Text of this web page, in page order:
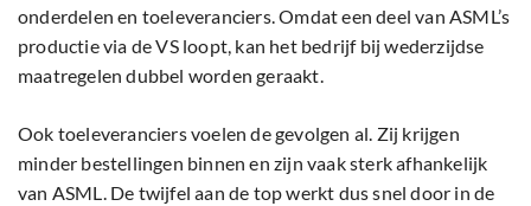
onderdelen en toeleveranciers. Omdat een deel van ASML’s
productie via de VS loopt, kan het bedrijf bij wederzijdse
maatregelen dubbel worden geraakt.
Ook toeleveranciers voelen de gevolgen al. Zij krijgen
minder bestellingen binnen en zijn vaak sterk afhankelijk
van ASML. De twijfel aan de top werkt dus snel door in de